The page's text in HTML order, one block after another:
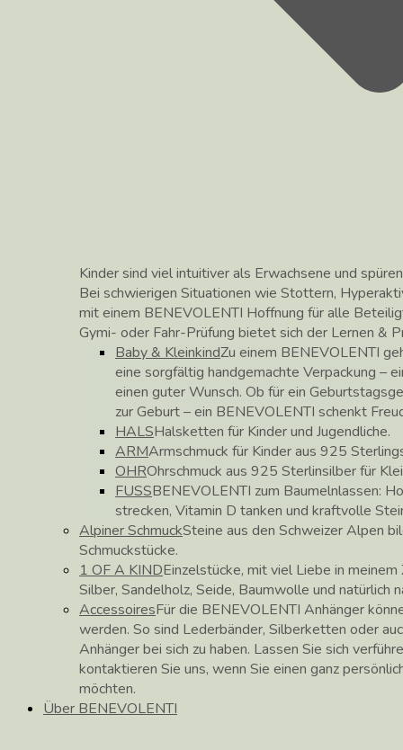
Kinder sind viel intuitiver als Erwachsene und
Bei schwierigen Situationen wie Stottern,
mit einem BENEVOLENTI Hoffnung für alle
Gymi- oder Fahr-Prüfung bietet sich der Lernen &
Baby & KleinkindZu einem BENEVOLENTI
eine sorgfältig handgemachte Verpackung –
einen guter Wunsch. Ob für ein
zur Geburt – ein BENEVOLENTI schenkt
HALSHalsketten für Kinder und Jugendliche.
ARMArmschmuck für Kinder aus 925
OHROhrschmuck aus 925 Sterlinsilber für
FUSSBENEVOLENTI zum Baumelnlassen:
strecken, Vitamin D tanken und kraftvolle
Alpiner SchmuckSteine aus den Schweizer Alpen
Schmuckstücke.
1 OF A KINDEinzelstücke, mit viel Liebe in
Silber, Sandelholz, Seide, Baumwolle und natürlich
AccessoiresFür die BENEVOLENTI Anhänger
werden. So sind Lederbänder, Silberketten oder
Anhänger bei sich zu haben. Lassen Sie sich
kontaktieren Sie uns, wenn Sie einen ganz
möchten.
Über BENEVOLENTI